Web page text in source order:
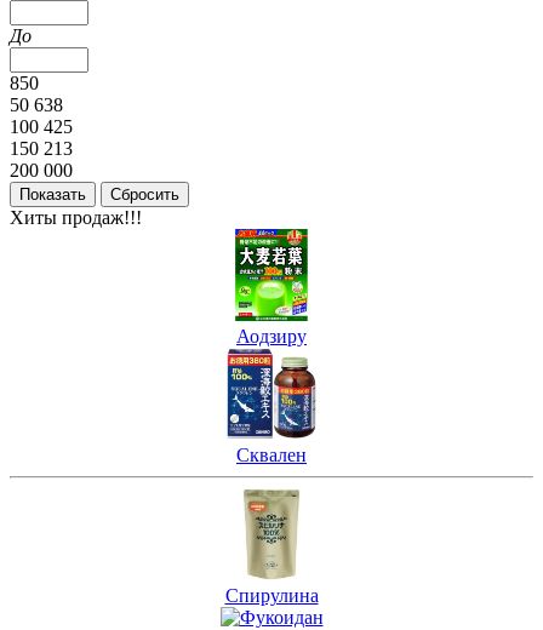
До
850
50 638
100 425
150 213
200 000
Хиты продаж!!!
Аодзиру
Сквален
Спирулина